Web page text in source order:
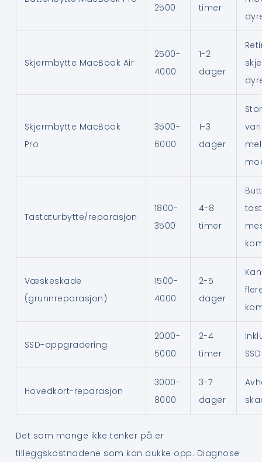
2500 timer
Skjermbytte MacBook Air
2500-
4000
1-2
dager
Skjermbytte MacBook
Pro
3500-
6000
1-3
dager
Tastaturbytte/reparasjon
1800-
3500
4-8
timer
Væskeskade
(grunnreparasjon)
1500-
4000
2-5
dager
SSD-oppgradering
2000-
5000
2-4
timer
SSD
Hovedkort-reparasjon
3000-
8000
3-7
dager
Det som mange ikke tenker på er
tilleggskostnadene som kan dukke opp. Diagnose